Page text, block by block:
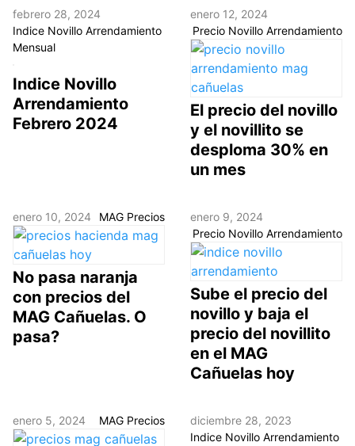
febrero 28, 2024
Indice Novillo Arrendamiento
Mensual
Indice Novillo
Arrendamiento
Febrero 2024
enero 12, 2024
Precio Novillo Arrendamiento
El precio del novillo
y el novillito se
desploma 30% en
un mes
enero 10, 2024 MAG Precios
No pasa naranja
con precios del
MAG Cañuelas. O
pasa?
enero 9, 2024
Precio Novillo Arrendamiento
Sube el precio del
novillo y baja el
precio del novillito
en el MAG
Cañuelas hoy
enero 5, 2024 MAG Precios
diciembre 28, 2023
Indice Novillo Arrendamiento